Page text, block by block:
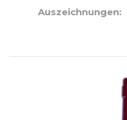
Auszeichnungen: